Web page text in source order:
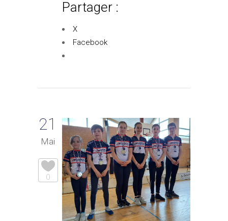
Partager :
X
Facebook
21
Mai
0